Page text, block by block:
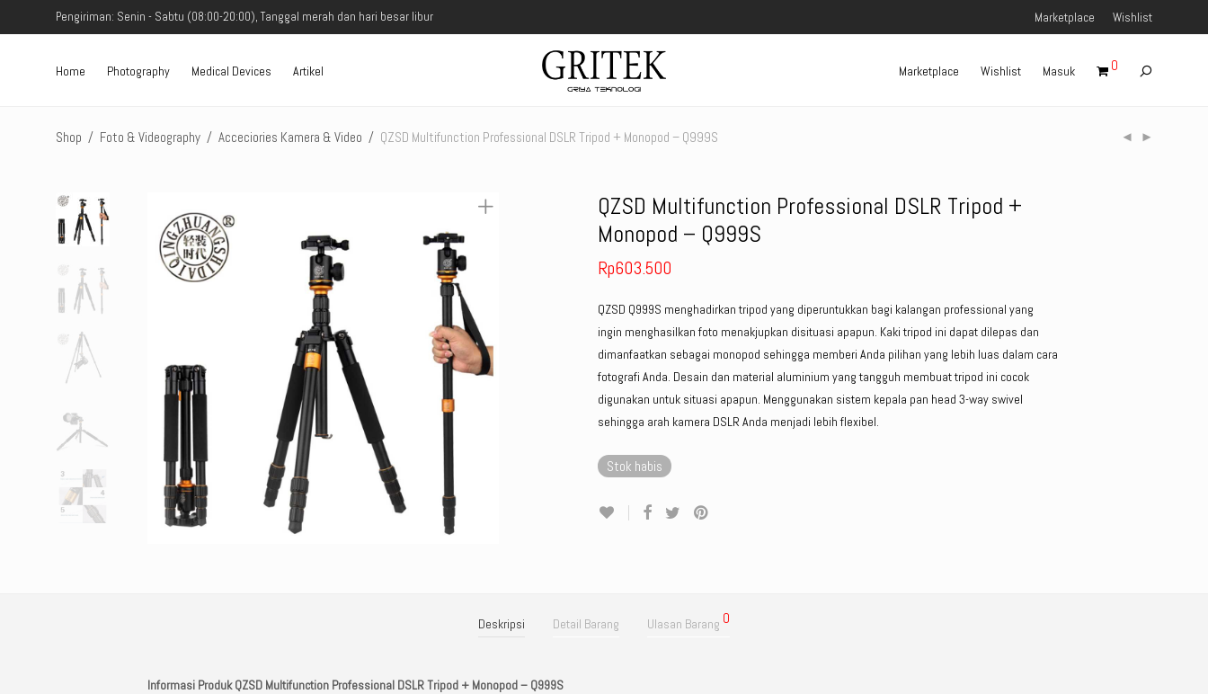
Pengiriman: Senin - Sabtu (08:00-20:00), Tanggal merah dan hari besar libur Marketplace Wishlist
Home Photography Medical Devices Artikel Marketplace Wishlist Masuk 0
Shop / Foto & Videography / Acceciories Kamera & Video / QZSD Multifunction Professional DSLR Tripod + Monopod – Q999S
QZSD Multifunction Professional DSLR Tripod +
Monopod – Q999S
Rp603.500
QZSD Q999S menghadirkan tripod yang diperuntukkan bagi kalangan professional yang
ingin menghasilkan foto menakjupkan disituasi apapun. Kaki tripod ini dapat dilepas dan
dimanfaatkan sebagai monopod sehingga memberi Anda pilihan yang lebih luas dalam cara
fotografi Anda. Desain dan material aluminium yang tangguh membuat tripod ini cocok
digunakan untuk situasi apapun. Menggunakan sistem kepala pan head 3-way swivel
sehingga arah kamera DSLR Anda menjadi lebih flexibel.
Stok habis
Deskripsi Detail Barang Ulasan Barang 0
Informasi Produk QZSD Multifunction Professional DSLR Tripod + Monopod – Q999S